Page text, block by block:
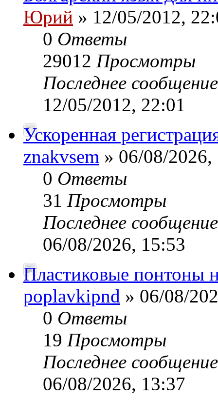
Юрий » 12/05/2012,
0 Ответы
29012 Просмотры
Последнее
12/05/2012, 22:01
Ускоренная
znakvsem » 06/08/2026,
0 Ответы
31 Просмотры
Последнее
06/08/2026, 15:53
Пластиковые понтоны
poplavkipnd » 06/08/
0 Ответы
19 Просмотры
Последнее
06/08/2026, 13:37